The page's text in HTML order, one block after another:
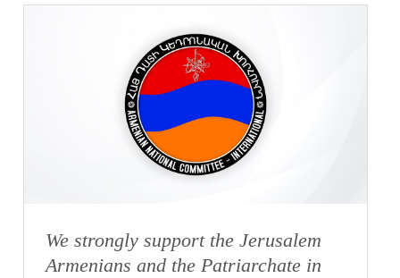
We strongly support the Jerusalem
Armenians and the Patriarchate in